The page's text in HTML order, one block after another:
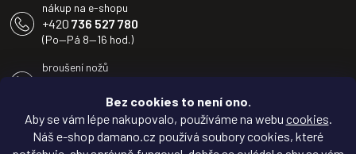
Bez cookies to není ono.
Aby se vám lépe nakupovalo, používáme na webu cookies.
Náš e-shop damano.cz používá soubory cookies, které
nákup na e-shopu
+420 736 527 780
(Po—Pá 8—16 hod.)
broušení nožů
(Po—Pá 8—16 hod.)
info@damano.cz